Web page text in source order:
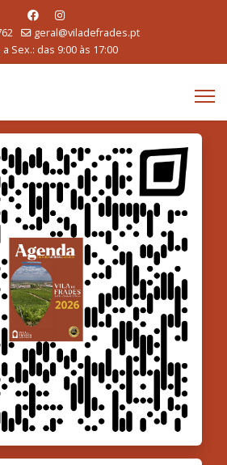
geral@viladefrades.pt
Sex.: das 9:00 às 17:00